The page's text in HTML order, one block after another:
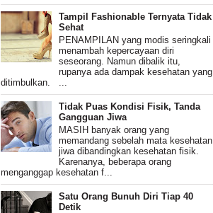
Tampil Fashionable Ternyata Tidak
Sehat
PENAMPILAN yang modis seringkali
menambah kepercayaan diri
seseorang. Namun dibalik itu,
rupanya ada dampak kesehatan yang
ditimbulkan. ...
Tidak Puas Kondisi Fisik, Tanda
Gangguan Jiwa
MASIH banyak orang yang
memandang sebelah mata kesehatan
jiwa dibandingkan kesehatan fisik.
Karenanya, beberapa orang
menganggap kesehatan f...
Satu Orang Bunuh Diri Tiap 40
Detik